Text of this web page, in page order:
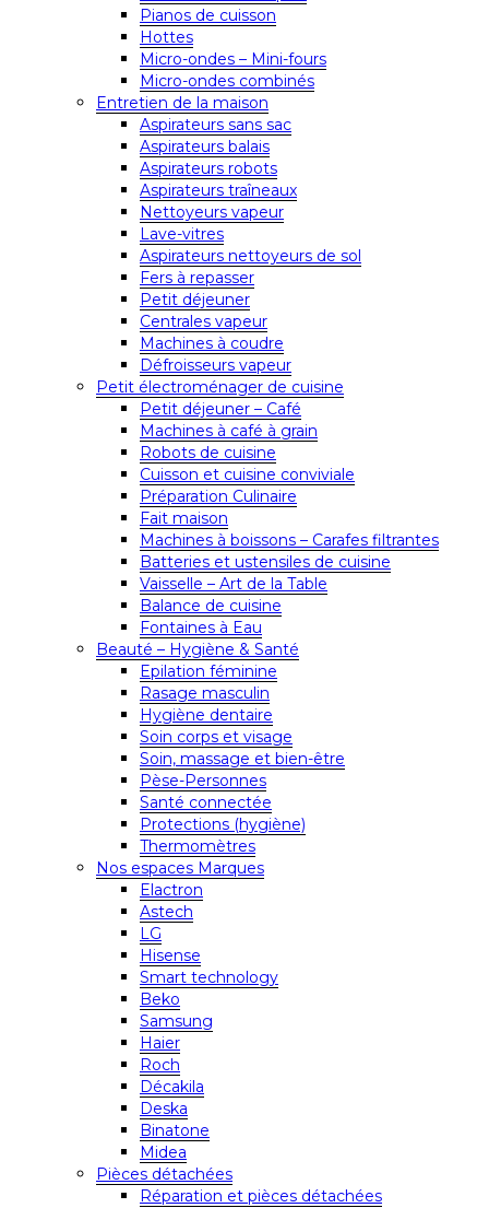
Pianos de cuisson
Hottes
Micro-ondes – Mini-fours
Micro-ondes combinés
Entretien de la maison
Aspirateurs sans sac
Aspirateurs balais
Aspirateurs robots
Aspirateurs traîneaux
Nettoyeurs vapeur
Lave-vitres
Aspirateurs nettoyeurs de sol
Fers à repasser
Petit déjeuner
Centrales vapeur
Machines à coudre
Défroisseurs vapeur
Petit électroménager de cuisine
Petit déjeuner – Café
Machines à café à grain
Robots de cuisine
Cuisson et cuisine conviviale
Préparation Culinaire
Fait maison
Machines à boissons – Carafes filtrantes
Batteries et ustensiles de cuisine
Vaisselle – Art de la Table
Balance de cuisine
Fontaines à Eau
Beauté – Hygiène & Santé
Epilation féminine
Rasage masculin
Hygiène dentaire
Soin corps et visage
Soin, massage et bien-être
Pèse-Personnes
Santé connectée
Protections (hygiène)
Thermomètres
Nos espaces Marques
Elactron
Astech
LG
Hisense
Smart technology
Beko
Samsung
Haier
Roch
Décakila
Deska
Binatone
Midea
Pièces détachées
Réparation et pièces détachées